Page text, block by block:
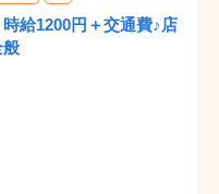
時給1200円＋交通費♪店
般